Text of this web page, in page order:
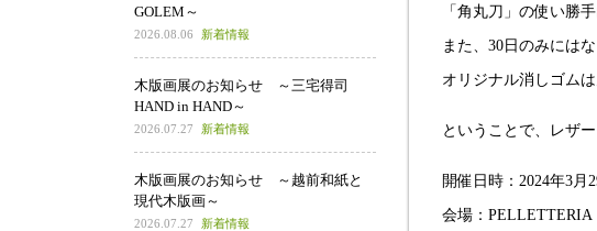
「角丸刀」の使い勝
また、30日のみには
オリジナル消しゴム
ということで、レザ
開催日時：2024年3月
会場：PELLETTERIA
GOLEM～
2026.08.06 新着情報
木版画展のお知らせ ～三宅得司
HAND in HAND～
2026.07.27 新着情報
木版画展のお知らせ ～越前和紙と
現代木版画～
2026.07.27 新着情報